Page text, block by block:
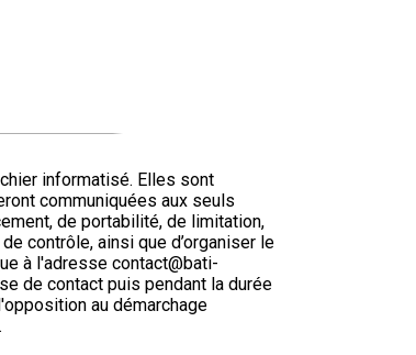
informatisé. Elles sont
communiquées aux seuls
de portabilité, de limitation,
contrôle, ainsi que d’organiser le
à l'adresse contact@bati-
de contact puis pendant la durée
au démarchage